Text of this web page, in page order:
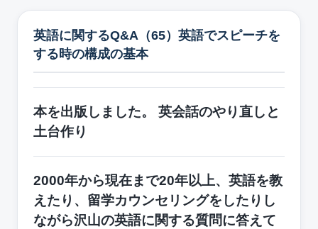
英語に関するQ&A（65）英語でスピーチを
する時の構成の基本
本を出版しました。 英会話のやり直しと
土台作り
2000年から現在まで20年以上、英語を教
えたり、留学カウンセリングをしたりし
ながら沢山の英語に関する質問に答えて